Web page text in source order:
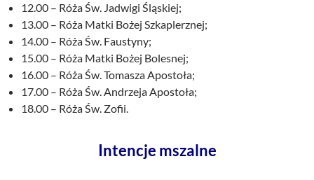
12.00 – Róża Św. Jadwigi Śląskiej;
13.00 – Róża Matki Bożej Szkaplerznej;
14.00 – Róża Św. Faustyny;
15.00 – Róża Matki Bożej Bolesnej;
16.00 – Róża Św. Tomasza Apostoła;
17.00 – Róża Św. Andrzeja Apostoła;
18.00 – Róża Św. Zofii.
Intencje mszalne